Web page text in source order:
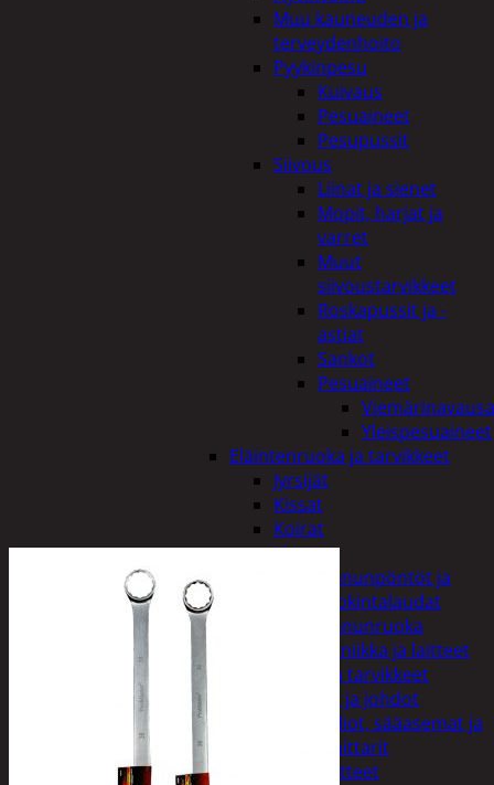
Muu kauneuden ja
terveydenhoito
Pyykinpesu
Kuivaus
Pesuaineet
Pesupussit
Siivous
Liinat ja sienet
Mopit, harjat ja
varret
Muut
siivoustarvikkeet
Roskapussit ja -
astiat
Sankot
Pesuaineet
Yleispesuaineet
Eläintenruoka ja tarvikkeet
Jyrsijät
Kissat
Koirat
Linnut
Linnunpöntöt ja
ruokintalaudat
Linnunruoka
Kodin elektroniikka ja laitteet
Imurit ja tarvikkeet
Kaapelit ja johdot
Kelloradiot, sääasemat ja
lämpömittarit
Oheislaitteet